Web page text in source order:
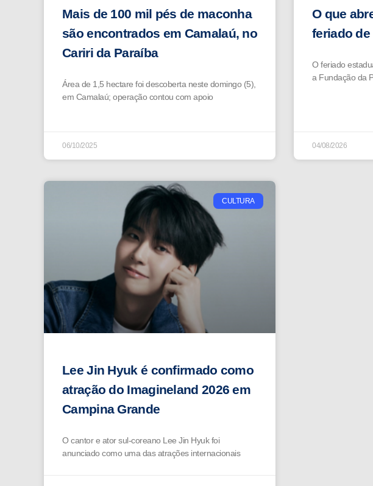
Mais de 100 mil pés de maconha
são encontrados em Camalaú, no
Cariri da Paraíba
Área de 1,5 hectare foi descoberta neste domingo (5),
em Camalaú; operação contou com apoio
06/10/2025
O que
feriado de
O feriado
a Fundação da
04/08/2026
CULTURA
Lee Jin Hyuk é confirmado como
atração do Imagineland 2026 em
Campina Grande
O cantor e ator sul-coreano Lee Jin Hyuk foi
anunciado como uma das atrações internacionais